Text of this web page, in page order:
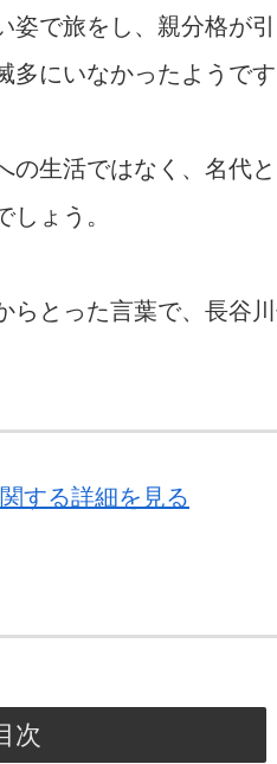
で旅をし、親分格が
にいなかったようです
の生活ではなく、名代
ょう。
らとった言葉で、長谷
する詳細を見る
次